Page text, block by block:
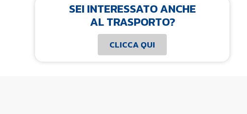
SEI INTERESSATO ANCHE
AL TRASPORTO?
CLICCA QUI